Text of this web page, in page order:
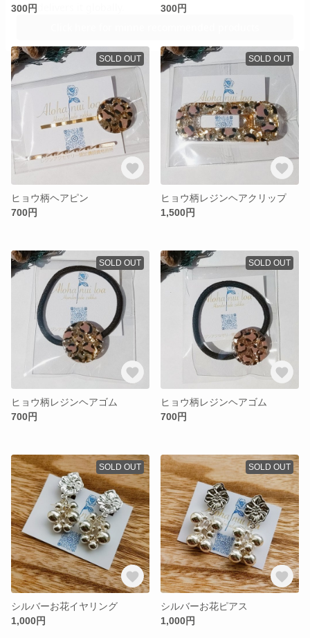
300円
300円
SOLD OUT
ヒョウ柄ヘアピン
700円
SOLD OUT
ヒョウ柄レジンヘアクリップ
1,500円
SOLD OUT
ヒョウ柄レジンヘアゴム
700円
SOLD OUT
ヒョウ柄レジンヘアゴム
700円
SOLD OUT
シルバーお花イヤリング
1,000円
SOLD OUT
シルバーお花ピアス
1,000円